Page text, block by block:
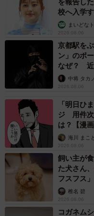
を報告し
校へ入学
まいどな
2026.08.06
京都駅を
ン」のポ
なぜ？ 近
未熟」中将 タカ
2026.08.06
「明日ひ
ジ 用件次
は？【漫画
海川 まこ
2026.08.06
飼い主が
た犬さん
フスフス
椎名 碧
2026.08.06
コガネム